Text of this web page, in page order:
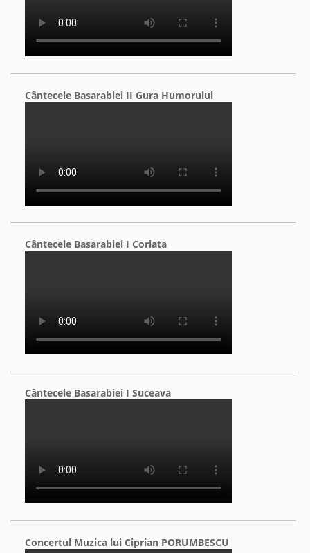
Cântecele Basarabiei II Gura Humorului
Cântecele Basarabiei I Corlata
Cântecele Basarabiei I Suceava
Concertul Muzica lui Ciprian PORUMBESCU